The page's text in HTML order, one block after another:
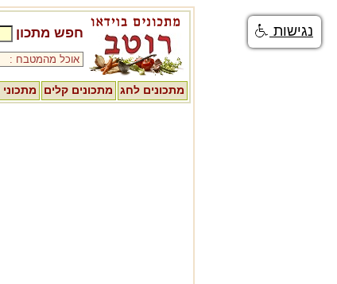
חפש מתכון
מתכונים לחג מתכונים קלים
נגישות